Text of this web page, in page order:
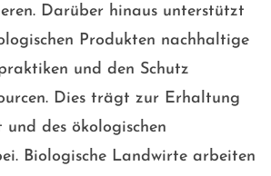
Darüber hinaus unterstützt
Produkten nachhaltige
und den Schutz
Dies trägt zur Erhaltung
des ökologischen
Biologische Landwirte arbeiten